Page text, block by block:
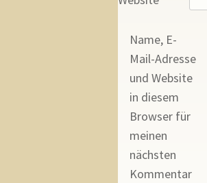
Name, E-
Mail-Adresse
und Website
in diesem
Browser für
meinen
nächsten
Kommentar